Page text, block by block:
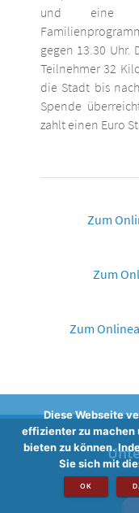
und eine
gegen 13.30 Uhr.
Teilnehmer 32
die Stadt bis
Spende
zahlt einen Euro
Zum
Zum
Zum
Diese Webseite
effizienter zu machen
bieten zu können.
Sie sich mit
OK